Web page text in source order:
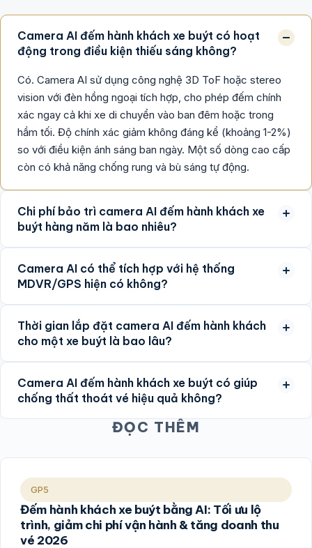
Camera AI đếm hành khách xe buýt có hoạt
động trong điều kiện thiếu sáng không?
Có. Camera AI sử dụng công nghệ 3D ToF hoặc stereo
vision với đèn hồng ngoại tích hợp, cho phép đếm chính
xác ngay cả khi xe di chuyển vào ban đêm hoặc trong
hầm tối. Độ chính xác giảm không đáng kể (khoảng 1-2%)
so với điều kiện ánh sáng ban ngày. Một số dòng cao cấp
còn có khả năng chống rung và bù sáng tự động.
Chi phí bảo trì camera AI đếm hành khách xe
buýt hàng năm là bao nhiêu?
Camera AI có thể tích hợp với hệ thống
MDVR/GPS hiện có không?
Thời gian lắp đặt camera AI đếm hành khách
cho một xe buýt là bao lâu?
Camera AI đếm hành khách xe buýt có giúp
chống thất thoát vé hiệu quả không?
ĐỌC THÊM
GP5
Đếm hành khách xe buýt bằng AI: Tối ưu lộ
trình, giảm chi phí vận hành & tăng doanh thu
vé 2026